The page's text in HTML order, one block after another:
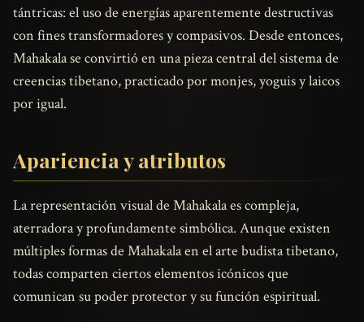
tántricas: el uso de energías aparentemente destructivas
con fines transformadores y compasivos. Desde entonces,
Mahakala se convirtió en una pieza central del sistema de
creencias tibetano, practicado por monjes, yoguis y laicos
por igual.
Apariencia y atributos
La representación visual de Mahakala es compleja,
aterradora y profundamente simbólica. Aunque existen
múltiples formas de Mahakala en el arte budista tibetano,
todas comparten ciertos elementos icónicos que
comunican su poder protector y su función espiritual.